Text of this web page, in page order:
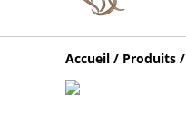
Accueil / Produits /